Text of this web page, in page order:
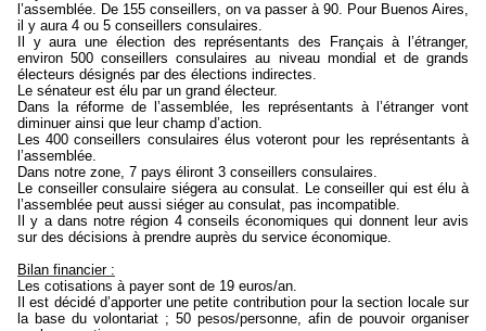
l’assemblée. De 155 conseillers, on va passer à 90. Pour Buenos Aires,
il y aura 4 ou 5 conseillers consulaires.
Il y aura une élection des représentants des Français à l’étranger,
environ 500 conseillers consulaires au niveau mondial et de grands
électeurs désignés par des élections indirectes.
Le sénateur est élu par un grand électeur.
Dans la réforme de l’assemblée, les représentants à l’étranger vont
diminuer ainsi que leur champ d’action.
Les 400 conseillers consulaires élus voteront pour les représentants à
l’assemblée.
Dans notre zone, 7 pays éliront 3 conseillers consulaires.
Le conseiller consulaire siégera au consulat. Le conseiller qui est élu à
l’assemblée peut aussi siéger au consulat, pas incompatible.
Il y a dans notre région 4 conseils économiques qui donnent leur avis
sur des décisions à prendre auprès du service économique.
Bilan financier :
Les cotisations à payer sont de 19 euros/an.
Il est décidé d’apporter une petite contribution pour la section locale sur
la base du volontariat ; 50 pesos/personne, afin de pouvoir organiser